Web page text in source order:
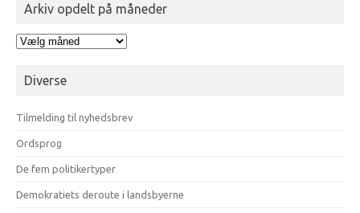
Arkiv opdelt på måneder
Arkiv
måneder
Diverse
Tilmelding til nyhedsbrev
Ordsprog
De fem politikertyper
Demokratiets deroute i landsbyerne